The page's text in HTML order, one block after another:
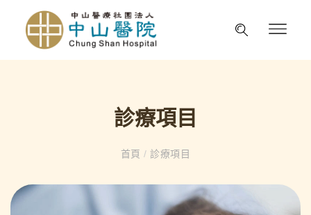
診療項目
首頁/ 診療項目